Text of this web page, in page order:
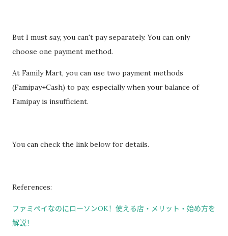
前，我最担心的是： 门口电话应该怎么说？ 敬语会不会说错？
会不会因为不会商务敬语而出问题？ 要不要准备很多寒暄？ 真正
But I must say, you can't pay separately. You can only
choose one payment method.
At Family Mart, you can use two payment methods
(Famipay+Cash) to pay, especially when your balance of
Famipay is insufficient.
You can check the link below for details.
References:
ファミペイなのにローソンOK！使える店・メリット・始め方を
解説！